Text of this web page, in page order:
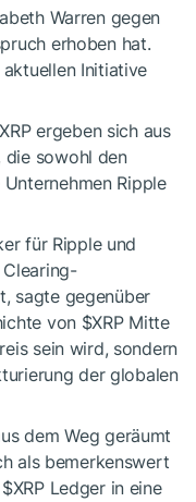
Warren gegen
erhoben hat.
Initiative
ergeben sich aus
die sowohl den
Ripple
für Ripple und
sagte gegenüber
von $XRPMitte
sein wird, sondern
der globalen
dem Weg geräumt
als bemerkenswert
$XRPLedger in eine